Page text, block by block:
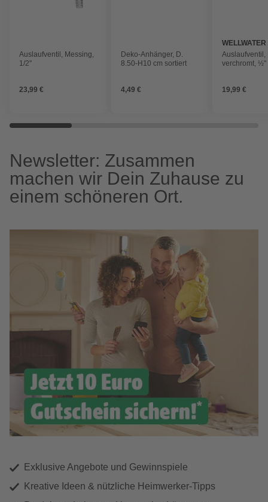
Auslaufventil, Messing,
1/2"
23,99 €
Deko-Anhänger, D.
8.50-H10 cm sortiert
4,49 €
WELLWATER
Auslaufventil,
verchromt, ½"
19,99 €
Newsletter: Zusammen
machen wir Dein Zuhause zu
einem schöneren Ort.
Exklusive Angebote und Gewinnspiele
Kreative Ideen & nützliche Heimwerker-Tipps